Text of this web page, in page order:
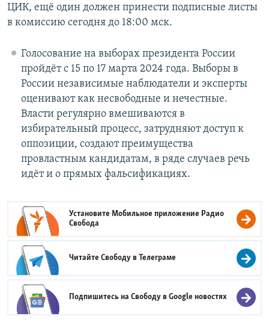
ЦИК, ещё один должен принести подписные листы
в комиссию сегодня до 18:00 мск.
Голосование на выборах президента России
пройдёт с 15 по 17 марта 2024 года. Выборы в
России независимые наблюдатели и эксперты
оценивают как несвободные и нечестные.
Власти регулярно вмешиваются в
избирательный процесс, затрудняют доступ к
оппозиции, создают преимущества
провластным кандидатам, в ряде случаев речь
идёт и о прямых фальсификациях.
Установите Мобильное приложение Радио
Свобода
Читайте Свободу вТелеграме
Подпишитесь на Свободу вGoogle новостях